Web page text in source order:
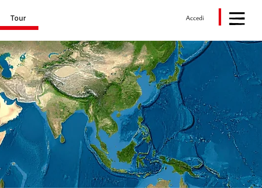
Tour Accedi